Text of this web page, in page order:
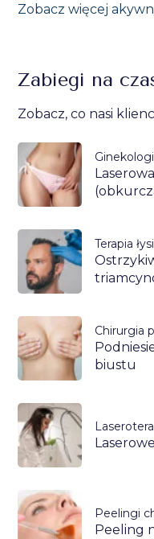
Zobacz więcej
Zabiegi na
Zobacz, co nasi
Terapia
Chirurgia
biustu
Peelingi
Peeling